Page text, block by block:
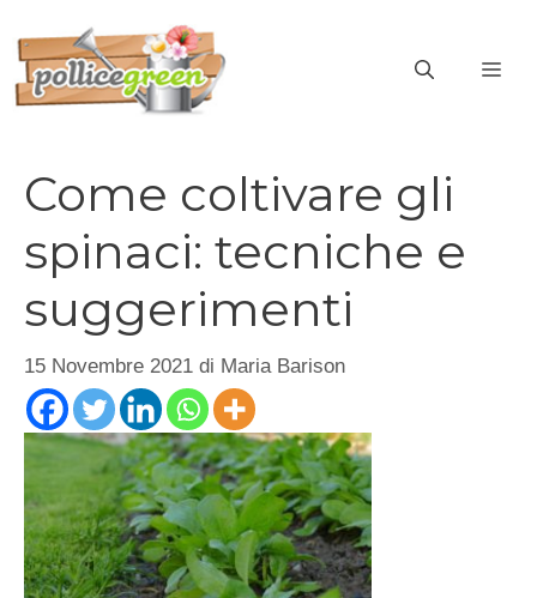
contenuto
Come coltivare gli
spinaci: tecniche e
suggerimenti
15 Novembre 2021 di Maria Barison